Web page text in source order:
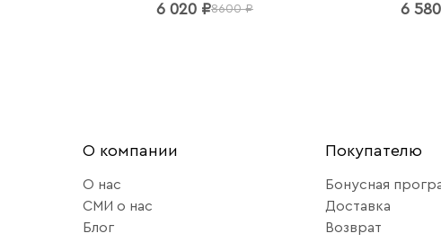
6 020 ₽8600 ₽ 6
О компании
О нас
СМИ о нас
Блог
Покупателю
Бонусная
Доставка
Возврат